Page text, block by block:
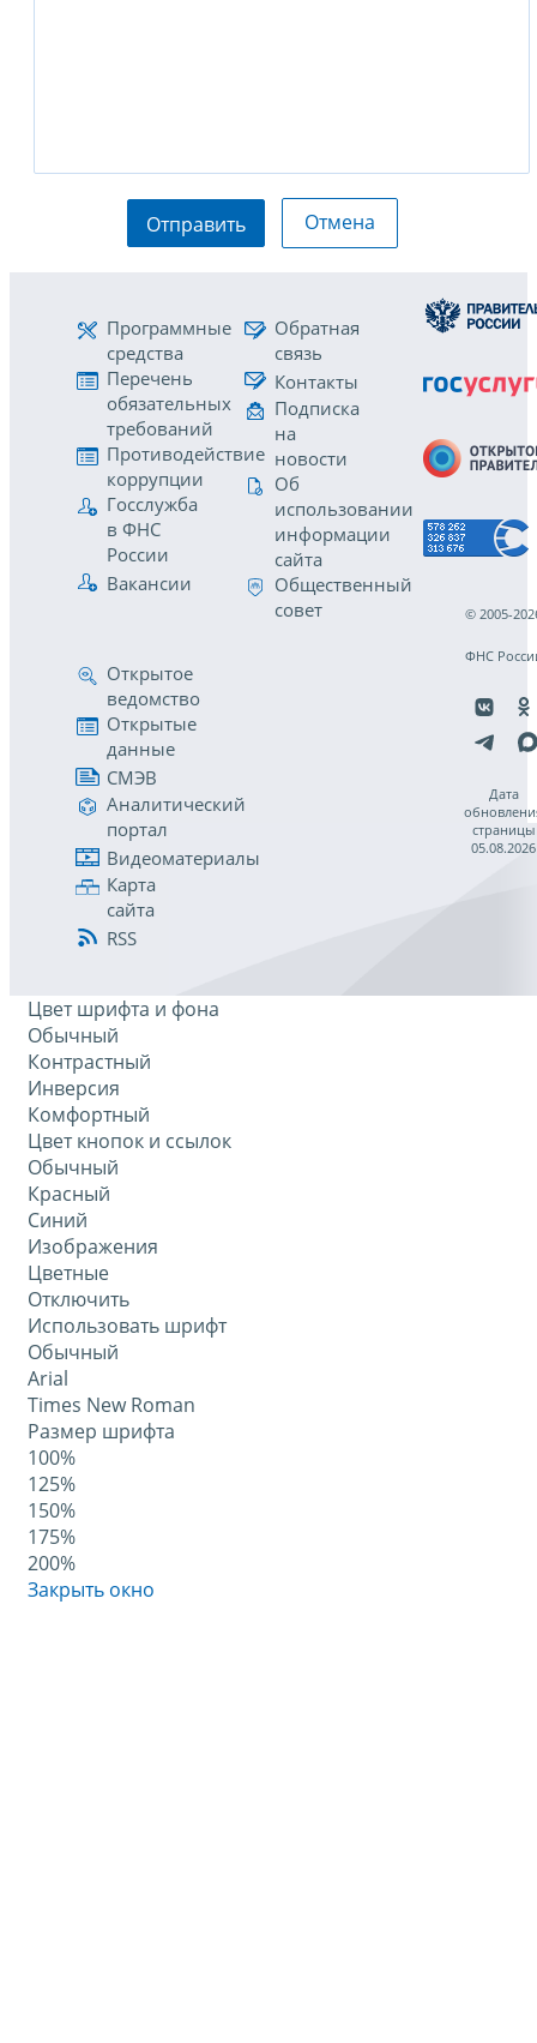
Отправить Отмена
Программные
средства
Перечень
обязательных
требований
Противодействие
коррупции
Госслужба
в ФНС
России
Вакансии
Обратная
связь
Контакты
Подписка
на
новости
Об
использовании
информации
сайта
Общественный
совет
Открытое
ведомство
Открытые
данные
СМЭВ
Аналитический
портал
Видеоматериалы
Карта
сайта
RSS
© 2005-
ФНС
Дата
страницы
05.08.2026
Цвет шрифта и фона
Обычный
Контрастный
Инверсия
Комфортный
Цвет кнопок и ссылок
Обычный
Красный
Синий
Изображения
Цветные
Отключить
Использовать шрифт
Обычный
Arial
Times New Roman
Размер шрифта
100%
125%
150%
175%
200%
Закрыть окно